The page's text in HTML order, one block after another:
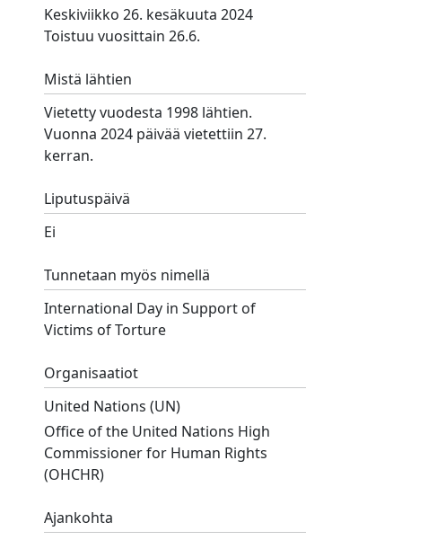
Keskiviikko 26. kesäkuuta 2024
Toistuu vuosittain 26.6.
Mistä lähtien
Vietetty vuodesta 1998 lähtien.
Vuonna 2024 päivää vietettiin 27.
kerran.
Liputuspäivä
Ei
Tunnetaan myös nimellä
International Day in Support of
Victims of Torture
Organisaatiot
United Nations (UN)
Office of the United Nations High
Commissioner for Human Rights
(OHCHR)
Ajankohta